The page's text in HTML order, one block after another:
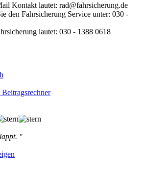
Kontakt lautet: rad@fahrsicherung.de
den Fahrsicherung Service unter: 030 -
lautet: 030 - 1388 0618
"